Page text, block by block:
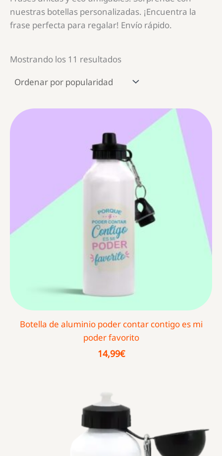
nuestras botellas personalizadas. ¡Encuentra la
frase perfecta para regalar! Envío rápido.
Mostrando los 11 resultadosOrdenado
Botella de aluminio poder contar contigo es mi
poder favorito
14,99€